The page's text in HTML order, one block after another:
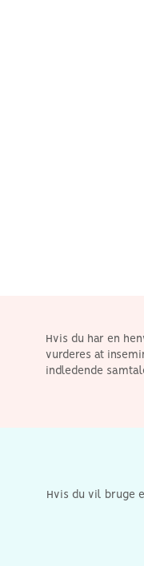
Hvis du har en
vurderes at
indledende
Hvis du vil bruge